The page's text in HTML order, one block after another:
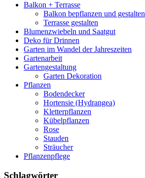
Balkon + Terrasse
Balkon bepflanzen und gestalten
Terrasse gestalten
Blumenzwiebeln und Saatgut
Deko für Drinnen
Garten im Wandel der Jahreszeiten
Gartenarbeit
Gartengestaltung
Garten Dekoration
Pflanzen
Bodendecker
Hortensie (Hydrangea)
Kletterpflanzen
Kübelpflanzen
Rose
Stauden
Sträucher
Pflanzenpflege
Schlagwörter